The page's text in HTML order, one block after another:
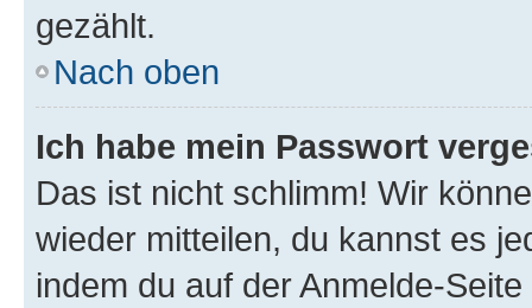
gezählt.
Nach oben
Ich habe mein Passwort
Das ist nicht schlimm! Wir
wieder mitteilen, du kannst es
indem du auf der Anmelde-